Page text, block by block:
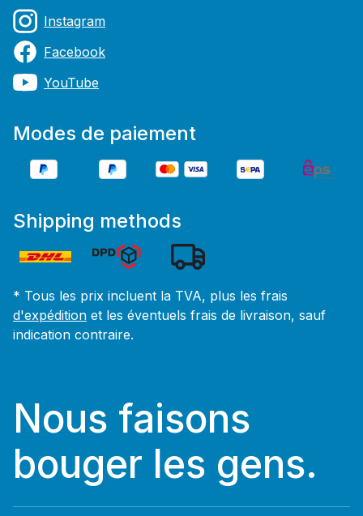
Instagram
Facebook
YouTube
Modes de paiement
Shipping methods
* Tous les prix incluent la TVA, plus les frais
d'expédition et les éventuels frais de livraison, sauf
indication contraire.
Nous faisons
bouger les gens.